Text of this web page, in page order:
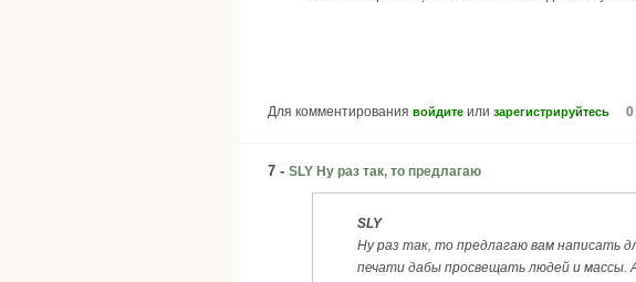
Для комментирования войдите или зарегистрируйтесь 0
7 - SLY Ну раз так, то предлагаю
SLY
Ну раз так, то предлагаю вам написать
печати дабы просвещать людей и